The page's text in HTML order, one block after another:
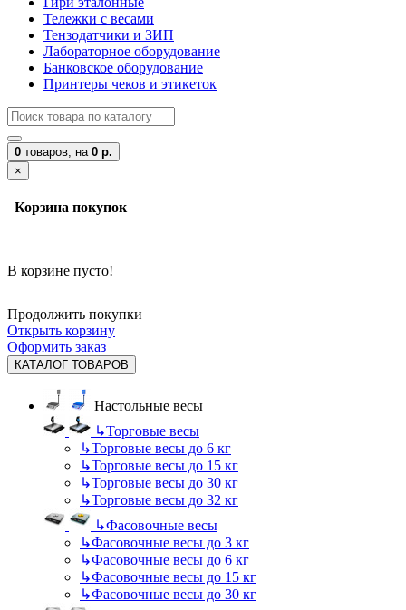
Тележки с весами
Тензодатчики и ЗИП
Лабораторное оборудование
Банковское оборудование
Принтеры чеков и этикеток
0 товаров, на 0 р.
×
Корзина покупок
В корзине пусто!
Продолжить покупки
Открыть корзину
Оформить заказ
КАТАЛОГ ТОВАРОВ
Настольные весы
↳Торговые весы
↳Торговые весы до 6 кг
↳Торговые весы до 15 кг
↳Торговые весы до 30 кг
↳Торговые весы до 32 кг
↳Фасовочные весы
↳Фасовочные весы до 3 кг
↳Фасовочные весы до 6 кг
↳Фасовочные весы до 15 кг
↳Фасовочные весы до 30 кг